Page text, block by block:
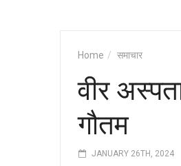
Home समाचार
वीर
गौतम
JANUARY 26TH, 2024